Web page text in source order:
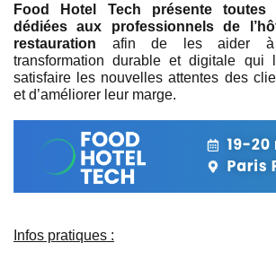
Food Hotel Tech présente toutes
dédiées aux professionnels de
restauration afin de les aider à
transformation durable et digitale qui
satisfaire les nouvelles attentes des
et d’améliorer leur marge.
Infos pratiques :